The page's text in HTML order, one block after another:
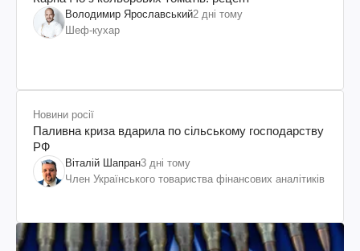
Володимир Ярославський2 дні тому
Шеф-кухар
Новини росії
Паливна криза вдарила по сільському господарству
РФ
Віталій Шапран3 дні тому
Член Українського товариства фінансових аналітиків